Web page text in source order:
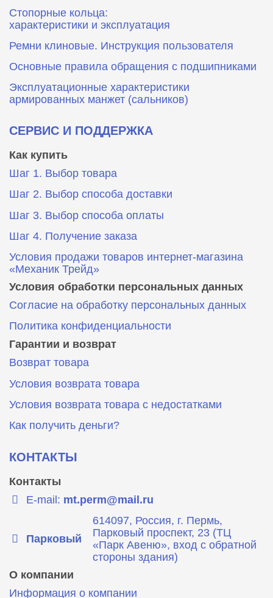
Стопорные кольца:
характеристики и эксплуатация
Ремни клиновые. Инструкция пользователя
Основные правила обращения с подшипниками
Эксплуатационные характеристики
армированных манжет (сальников)
СЕРВИС И ПОДДЕРЖКА
Как купить
Шаг 1. Выбор товара
Шаг 2. Выбор способа доставки
Шаг 3. Выбор способа оплаты
Шаг 4. Получение заказа
Условия продажи товаров интернет-магазина
«Механик Трейд»
Условия обработки персональных данных
Согласие на обработку персональных данных
Политика конфиденциальности
Гарантии и возврат
Возврат товара
Условия возврата товара
Условия возврата товара с недостатками
Как получить деньги?
КОНТАКТЫ
Контакты
E-mail: mt.perm@mail.ru
Парковый
614097, Россия, г. Пермь,
Парковый проспект, 23 (ТЦ
«Парк Авеню», вход с обратной
стороны здания)
О компании
Информация о компании